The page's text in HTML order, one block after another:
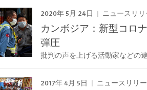
2020年 5月 24日 ニュースリ
カンボジア：新型コロ
弾圧
批判の声を上げる活動家などの
2017年 4月 5日 ニュースリリ